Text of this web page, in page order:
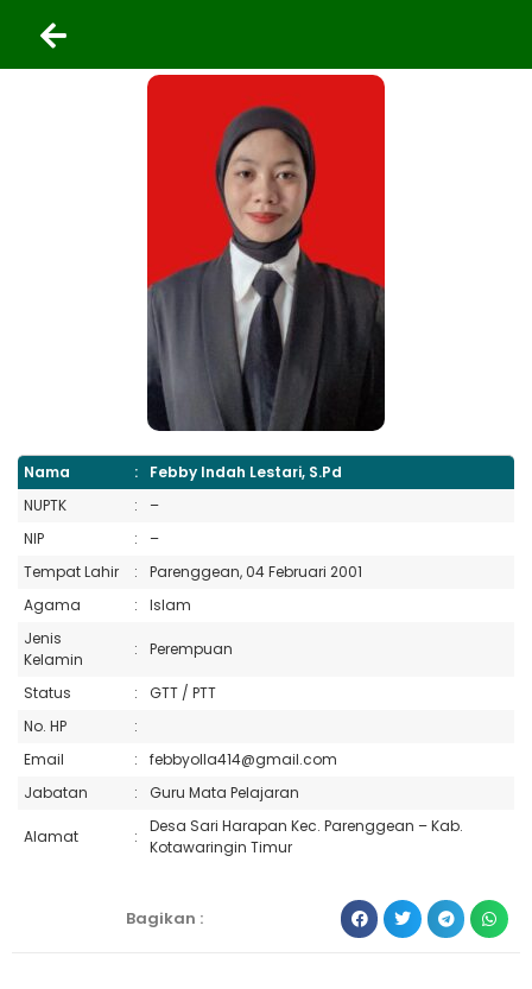
Nama :
Febby Indah Lestari, S.Pd
NUPTK
:
–
NIP
:
–
Tempat Lahir
:
Parenggean, 04 Februari 2001
Agama
:
Islam
Jenis
Kelamin
: Perempuan
Status :
GTT / PTT
No. HP
:
Email
:
febbyolla414@gmail.com
Jabatan
: Guru Mata Pelajaran
Alamat :
Desa Sari Harapan Kec. Parenggean – Kab.
Kotawaringin Timur
Bagikan :